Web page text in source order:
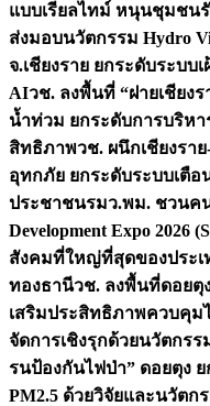
แบบเรียลไทม์ หนุนชุมชน
ส่งมอบนวัตกรรม Hydro
จ.เชียงราย ยกระดับระบ
AIวช. ลงพื้นที่ “ฝายเชียง
น้ำท่วม ยกระดับการบริห
สิทธิภาพวช. ผนึกเชียงรา
อุทกภัย ยกระดับระบบเตื
ประชาชนรมว.พม. ชวนค
Development Expo
สังคมที่ใหญ่ที่สุดของประเ
ทองธานีวช. ลงพื้นที่ดอยตุ
เสริมประสิทธิภาพควบคุ
จัดการเชิงรุกด้วยนวัตกรร
รนป้องกันไฟป่า” ดอยตุง
PM2.5 ด้วยวิจัยและนวัตก